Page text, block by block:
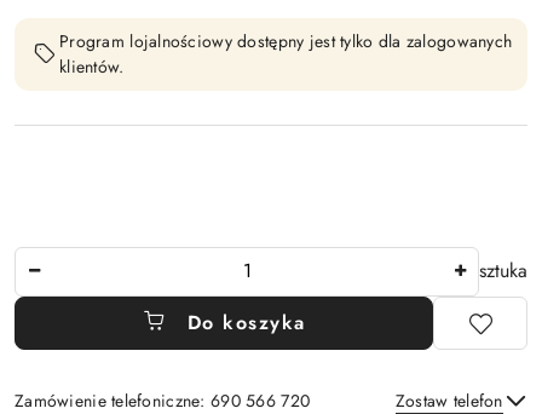
Program lojalnościowy dostępny jest tylko dla zalogowanych
klientów.
sztuka
Do koszyka
Zamówienie telefoniczne: 690 566 720 Zostaw telefon